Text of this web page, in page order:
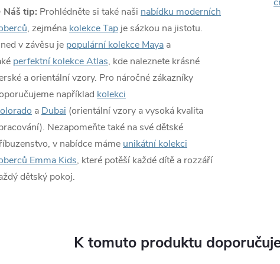
Náš tip: Prohlédněte si také naši nabídku moderních
, zejména kolekce Tap je sázkou na jistotu.
v závěsu je populární kolekce Maya a
perfektní kolekce Atlas, kde naleznete krásné
a orientální vzory. Pro náročné zákazníky
například kolekci
a Dubai (orientální vzory a vysoká kvalita
Nezapomeňte také na své dětské
v nabídce máme unikátní kolekci
Emma Kids, které potěší každé dítě a rozzáří
dětský pokoj.
K tomuto produktu